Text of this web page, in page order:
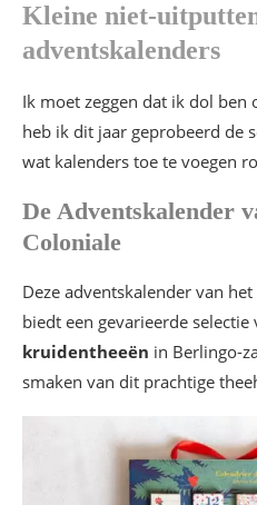
Kleine niet-
adventskalenders
Ik moet zeggen dat ik dol ben
heb ik dit jaar geprobeerd de
wat kalenders toe te voegen
De Adventskalender
Coloniale
Deze adventskalender van
biedt een gevarieerde selectie
kruidentheeën in Berlingo-
smaken van dit prachtige